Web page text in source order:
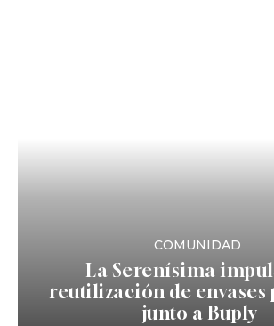
COMUNIDAD
La Serenísima
reutilización de envases
junto a Buply